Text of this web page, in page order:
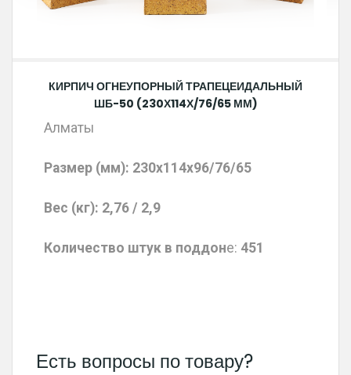
КИРПИЧ ОГНЕУПОРНЫЙ ТРАПЕЦЕИДАЛЬНЫЙ
ШБ-50 (230Х114Х/76/65 ММ)
Алматы
Размер (мм): 230x114x96/76/65
Вес (кг): 2,76 / 2,9
Количество штук в поддоне: 451
Есть вопросы по товару?